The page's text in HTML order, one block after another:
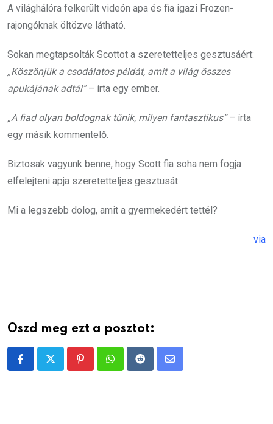
A világhálóra felkerült videón apa és fia igazi Frozen-
rajongóknak öltözve látható.
Sokan megtapsolták Scottot a szeretetteljes gesztusáért:
„Köszönjük a csodálatos példát, amit a világ összes
apukájának adtál”– írta egy ember.
„A fiad olyan boldognak tűnik, milyen fantasztikus”– írta
egy másik kommentelő.
Biztosak vagyunk benne, hogy Scott fia soha nem fogja
elfelejteni apja szeretetteljes gesztusát.
Mi a legszebb dolog, amit a gyermekedért tettél?
via
Oszd meg ezt a posztot:
PinterestWhatsappRedditShare